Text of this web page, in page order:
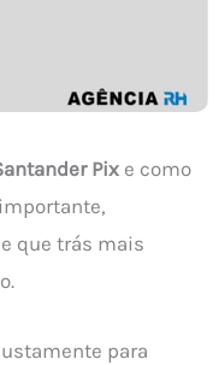
Pix e como
que trás mais
para